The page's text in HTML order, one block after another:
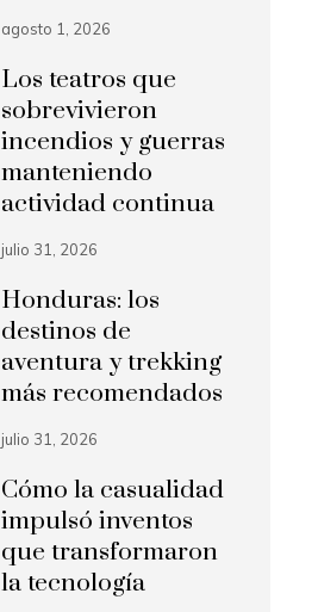
agosto 1, 2026
Los teatros que
sobrevivieron
incendios y guerras
manteniendo
actividad continua
julio 31, 2026
Honduras: los
destinos de
aventura y trekking
más recomendados
julio 31, 2026
Cómo la casualidad
impulsó inventos
que transformaron
la tecnología